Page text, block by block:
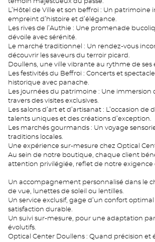
L’Hôtel de Ville et son beffroi : Un patrimoine
empreint d’histoire et d’élégance.
Les rives de l’Authie : Une promenade
dévoile avec sérénité.
Le marché traditionnel : Un rendez-vous
découvrir les saveurs du terroir picard.
Doullens, une ville vibrante au rythme de ses
Les festivités du Beffroi : Concerts et
historique avec panache.
Les journées du patrimoine : Une immersion
travers des visites exclusives.
Les salons d’art et d’artisanat : L’occasion de
talents uniques et des créations d’exception.
Les marchés gourmands : Un voyage
traditions locales.
Une expérience sur-mesure chez Optical
Au sein de notre boutique, chaque client
attention privilégiée, reflet de notre exigence
Un accompagnement personnalisé dans le
de vue, lunettes de soleil ou lentilles.
Un service exclusif, gage d’un confort optimal
satisfaction durable.
Un suivi sur-mesure, pour une adaptation
évolutifs.
Optical Center Doullens : Quand précision et